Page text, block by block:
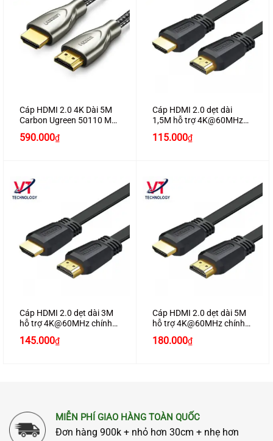
Cáp HDMI 2.0 4K Dài 5M
Carbon Ugreen 50110 Mạ
Cao Cấp (60Hz)
590.000₫
Cáp HDMI 2.0 dẹt dài
1,5M hỗ trợ 4K@60MHz
cao cấp
115.000₫
Cáp HDMI 2.0 dẹt dài 3M
hỗ trợ 4K@60MHz chính
hãng Ugreen 50820 cao
cấp
145.000₫
Cáp HDMI 2.0 dẹt dài 5M
hỗ trợ 4K@60MHz chính
hãng Ugreen 50821 cao
cấp
180.000₫
MIỄN PHÍ GIAO HÀNG TOÀN QUỐC
Đơn hàng 900k + nhỏ hơn 30cm + nhẹ hơn